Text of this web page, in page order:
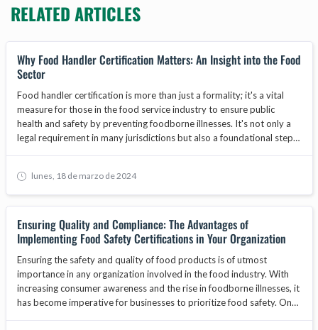
RELATED ARTICLES
Why Food Handler Certification Matters: An Insight into the Food
Sector
Food handler certification is more than just a formality; it's a vital
measure for those in the food service industry to ensure public
health and safety by preventing foodborne illnesses. It's not only a
legal requirement in many jurisdictions but also a foundational step
training becomes increasingly important, with core programs
focusing on food safety, hygiene, and best practices. This article will
explore why businesses must prioritize obtaining a food handlers
card for their staff, the benefits of food safety training, and how
adherence to standards set by bodies like the ANAB National
business growth.
lunes, 18 de marzo de 2024
Ensuring Quality and Compliance: The Advantages of
Implementing Food Safety Certifications in Your Organization
Ensuring the safety and quality of food products is of utmost
importance in any organization involved in the food industry. With
increasing consumer awareness and the rise in foodborne illnesses, it
has become imperative for businesses to prioritize food safety. One